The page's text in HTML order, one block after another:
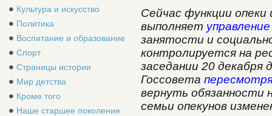
Культура и искусство
Политика
Воспитание и образование
Спорт
Страницы истории
Мир детства
Кроме того
Наше старшее поколение
Сейчас функции
выполняет управление
занятости и
контролируется на
заседании 20
Госсовета
вернуть обязанности
семьи опекунов